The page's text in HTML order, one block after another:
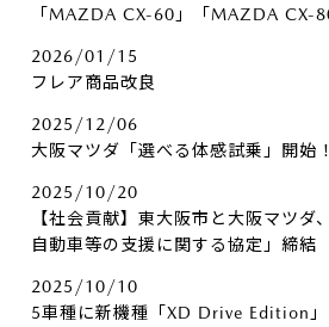
「MAZDA CX-60」「MAZDA CX-
2026/01/15
フレア商品改良
2025/12/06
大阪マツダ「選べる体感試乗」開始！
2025/10/20
【社会貢献】東大阪市と大阪マツダ
自動車等の支援に関する協定」締結
2025/10/10
5車種に新機種「XD Drive Edition